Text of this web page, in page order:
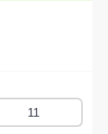
11